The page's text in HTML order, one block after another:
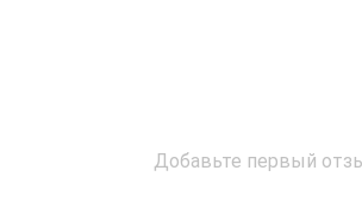
Добавьте первый